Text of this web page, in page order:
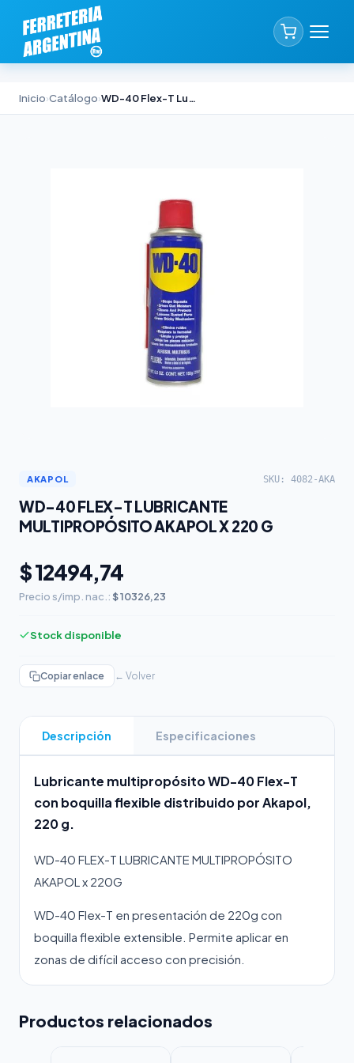
Inicio›Catálogo› WD-40 Flex-T Lubricante Multipropósito Akapol x 220 g
AKAPOL SKU: 4082-AKA
WD-40 FLEX-T LUBRICANTE
MULTIPROPÓSITO AKAPOL X 220 G
$ 12494,74
Precio s/imp. nac.: $ 10326,23
Stock disponible
Copiar enlace ← Volver
Descripción Especificaciones
Lubricante multipropósito WD-40 Flex-T
con boquilla flexible distribuido por Akapol,
220 g.
WD-40 FLEX-T LUBRICANTE MULTIPROPÓSITO
AKAPOL x 220G
WD-40 Flex-T en presentación de 220g con
boquilla flexible extensible. Permite aplicar en
zonas de difícil acceso con precisión.
Productos relacionados